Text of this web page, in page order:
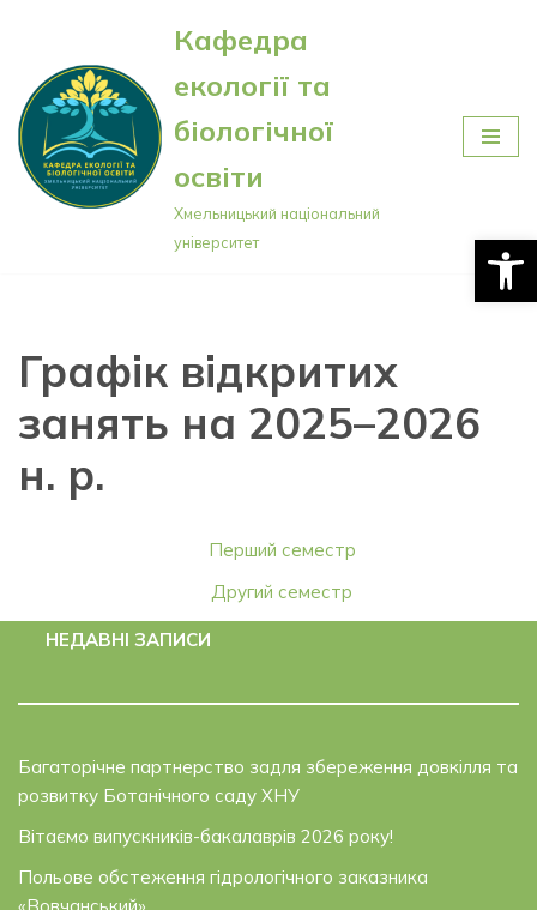
Перейти
до
вмісту
Кафедра
екології та
біологічної
освіти
Хмельницький національний
університет
Графік відкритих
занять на 2025–2026
н. р.
Перший семестр
Другий семестр
НЕДАВНІ ЗАПИСИ
Багаторічне партнерство задля збереження довкілля та
розвитку Ботанічного саду ХНУ
Вітаємо випускників-бакалаврів 2026 року!
Польове обстеження гідрологічного заказника